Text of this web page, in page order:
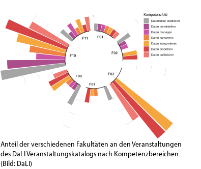
Anteil der verschiedenen Fakultäten an den Veranstaltungen
des DaLI Veranstaltungskatalogs nach Kompetenzbereichen
(Bild: DaLI)